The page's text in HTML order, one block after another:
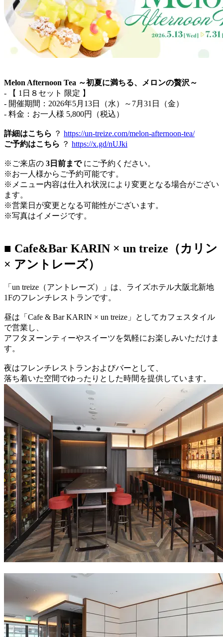
Melon Afternoon Tea ～初夏に満ちる、メロンの贅沢～
- 【 1日８セット 限定 】
- 開催期間：2026年5月13日（水）～7月31日（金）
- 料金：お一人様 5,800円（税込）
詳細はこちら ？ https://un-treize.com/melon-afternoon-tea/
ご予約はこちら ？ https://x.gd/nUJki
※ご来店の 3日前まで にご予約ください。
※お一人様からご予約可能です。
※メニュー内容は仕入れ状況により変更となる場合がござい
ます。
※営業日が変更となる可能性がございます。
※写真はイメージです。
■ Cafe&Bar KARIN × un treize（カリン
× アントレーズ）
「un treize（アントレーズ）」は、ライズホテル大阪北新地
1Fのフレンチレストランです。
昼は「Cafe & Bar KARIN × un treize」としてカフェスタイル
で営業し、
アフタヌーンティーやスイーツを気軽にお楽しみいただけま
す。
夜はフレンチレストランおよびバーとして、
落ち着いた空間でゆったりとした時間を提供しています。